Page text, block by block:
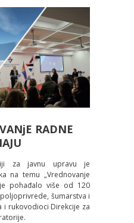
RADNE
za javnu upravu je
na temu „Vrednovanje
pohađalo više od 120
šumarstva i
rukovodioci Direkcije za